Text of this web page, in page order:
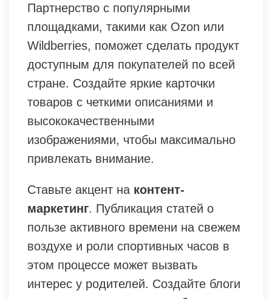
Партнерство с популярными
площадками, такими как Ozon или
Wildberries, поможет сделать продукт
доступным для покупателей по всей
стране. Создайте яркие карточки
товаров с четкими описаниями и
высококачественными
изображениями, чтобы максимально
привлекать внимание.
Ставьте акцент на контент-
маркетинг. Публикация статей о
пользе активного времени на свежем
воздухе и роли спортивных часов в
этом процессе может вызвать
интерес у родителей. Создайте блоги